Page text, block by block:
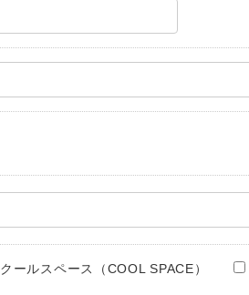
クールスペース（COOL SPACE）